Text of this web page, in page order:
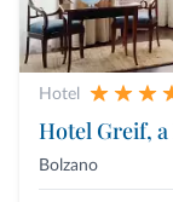
Hotel
Hotel Greif,
Bolzano